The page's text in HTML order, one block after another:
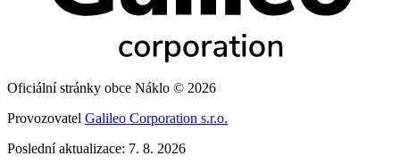
Oficiální stránky obce Náklo © 2026
Provozovatel Galileo Corporation s.r.o.
Poslední aktualizace: 7. 8. 2026